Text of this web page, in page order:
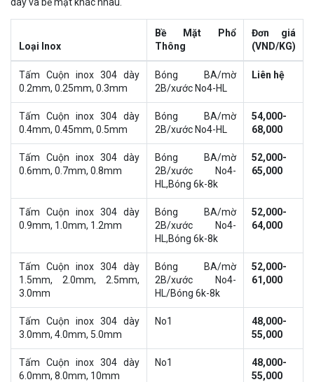
Loại Inox
Bề Mặt Phổ
Thông
Đơn giá
(VND/KG)
Tấm Cuộn inox 304 dày
0.2mm, 0.25mm, 0.3mm
Bóng BA/mờ
2B/xước No4-HL
Liên hệ
Tấm Cuộn inox 304 dày
0.4mm, 0.45mm, 0.5mm
Bóng BA/mờ
2B/xước No4-HL
54,000-
68,000
Tấm Cuộn inox 304 dày
0.6mm, 0.7mm, 0.8mm
Bóng BA/mờ
2B/xước No4-
HL,Bóng 6k-8k
52,000-
65,000
Tấm Cuộn inox 304 dày
0.9mm, 1.0mm, 1.2mm
Bóng BA/mờ
2B/xước No4-
HL,Bóng 6k-8k
52,000-
64,000
Tấm Cuộn inox 304 dày
1.5mm, 2.0mm, 2.5mm,
3.0mm
Bóng BA/mờ
2B/xước No4-
HL/Bóng 6k-8k
52,000-
61,000
Tấm Cuộn inox 304 dày
3.0mm, 4.0mm, 5.0mm
No1
48,000-
55,000
Tấm Cuộn inox 304 dày
6.0mm, 8.0mm, 10mm
No1
48,000-
55,000